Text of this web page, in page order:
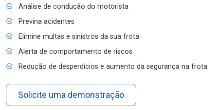
Análise de condução do motorista
Previna acidentes
Elimine multas e sinistros da sua frota
Alerta de comportamento de riscos
Redução de desperdícios e aumento da segurança na frota
Solicite uma demonstração